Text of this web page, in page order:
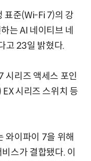
표준(Wi-Fi 7)의 강
는 AI 네이티브 네
고 23일 밝혔다.
시리즈 액세스 포인
시리즈 스위치 등
와이파이 7을 위해
스가 결합됐다. 이